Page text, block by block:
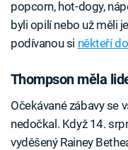
popcorn, hot-dogy,
byli opilí nebo už měli
podívanou si někteří
Thompson měla
Očekávané zábavy se
nedočkal. Když 14.
vyděšený Rainey